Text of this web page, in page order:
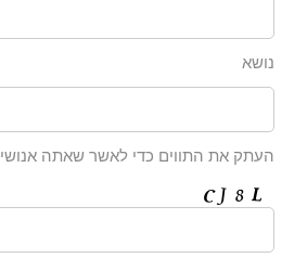
נושא
העתק את התווים כדי לאשר שאתה אנושי